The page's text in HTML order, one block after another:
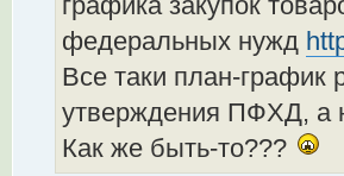
федеральных нужд
Все таки план-график
утверждения ПФХД, а
Как же быть-то???